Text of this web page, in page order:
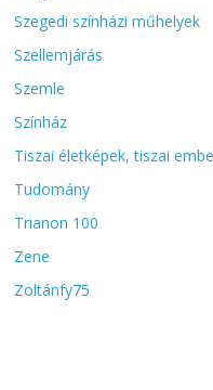
Szegedi színházi műhelyek
Szellemjárás
Szemle
Színház
Tiszai életképek, tiszai
Tudomány
Trianon 100
Zene
Zoltánfy75